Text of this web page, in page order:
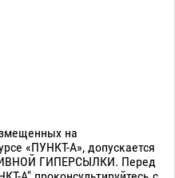
на
«ПУНКТ-А», допускается
ГИПЕРСЫЛКИ. Перед